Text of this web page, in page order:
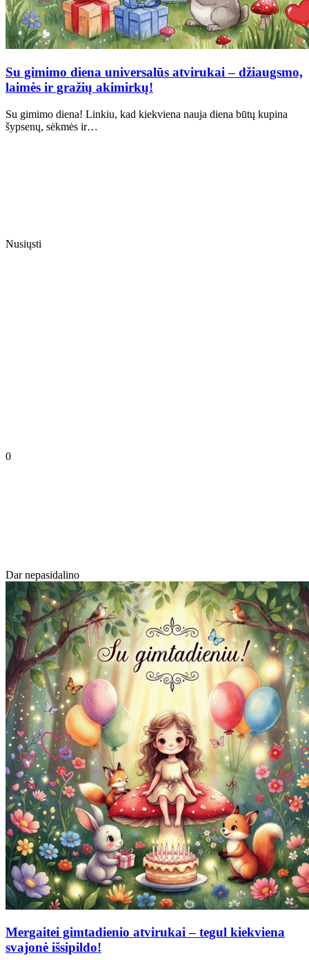
Su gimimo diena universalūs atvirukai – džiaugsmo,
laimės ir gražių akimirkų!
Su gimimo diena! Linkiu, kad kiekviena nauja diena būtų kupina
šypsenų, sėkmės ir…
Nusiųsti
0
Dar nepasidalino
Mergaitei gimtadienio atvirukai – tegul kiekviena
svajonė išsipildo!